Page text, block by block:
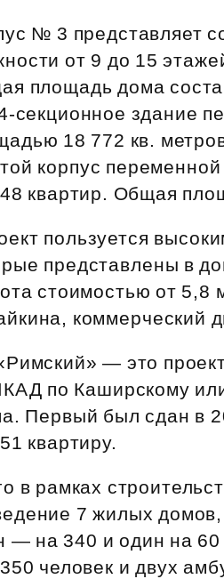
№ 3 представляет
от 9 до 15
площадь дома
здание
18 772 кв.
корпус
квартир. Общая
пользуется
представлены в
стоимостью от
коммерческий
— это
по Каширскому
Первый был сдан в
квартиру.
в рамках
7 жилых
— на 340 и один на
человек и двух